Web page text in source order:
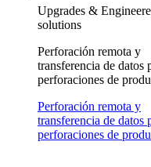
Upgrades &
solutions
Perforación remota y
transferencia de datos
perforaciones de
Perforación remota y
transferencia de datos
perforaciones de